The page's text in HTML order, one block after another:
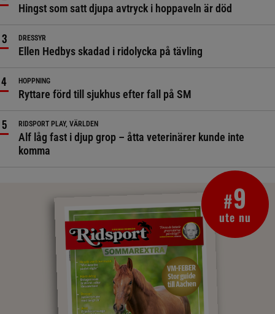
Hingst som satt djupa avtryck i hoppaveln är död
DRESSYR
Ellen Hedbys skadad i ridolycka på tävling
HOPPNING
Ryttare förd till sjukhus efter fall på SM
RIDSPORT PLAY, VÄRLDEN
Alf låg fast i djup grop – åtta veterinärer kunde inte
komma
#9
ute nu